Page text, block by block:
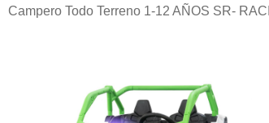
Campero Todo Terreno 1-12 AÑOS SR-